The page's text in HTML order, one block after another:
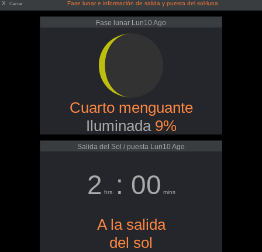
X Cerrar Fase lunar e información de salida y puesta del sol-luna
Fase lunar Lun10 Ago
Cuarto menguante
Iluminada 9%
Salida del Sol / puesta Lun10 Ago
2 hrs. : 00 mins
A la salida
del sol